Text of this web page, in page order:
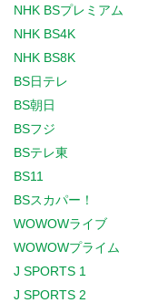
NHK BSプレミアム
NHK BS4K
NHK BS8K
BS日テレ
BS朝日
BSフジ
BSテレ東
BS11
BSスカパー！
WOWOWライブ
WOWOWプライム
J SPORTS 1
J SPORTS 2